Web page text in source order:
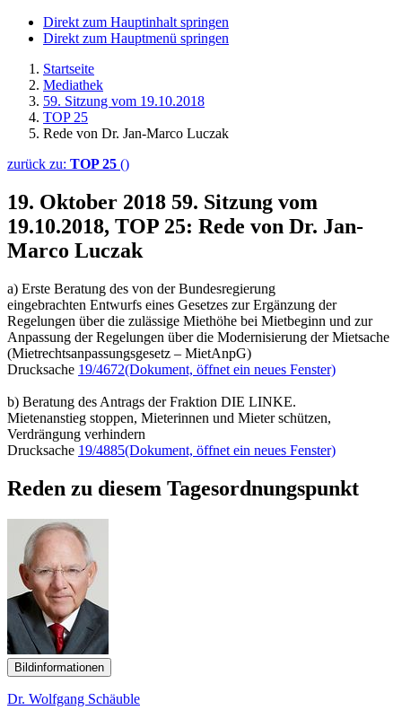
Direkt zum Hauptinhalt springen
Direkt zum Hauptmenü springen
Startseite
Mediathek
59. Sitzung vom 19.10.2018
TOP 25
Rede von Dr. Jan-Marco Luczak
zurück zu: TOP 25 ()
19. Oktober 2018 59. Sitzung vom
19.10.2018, TOP 25: Rede von Dr. Jan-
Marco Luczak
a) Erste Beratung des von der Bundesregierung
eingebrachten Entwurfs eines Gesetzes zur Ergänzung der
Regelungen über die zulässige Miethöhe bei Mietbeginn und zur
Anpassung der Regelungen über die Modernisierung der Mietsache
(Mietrechtsanpassungsgesetz – MietAnpG)
Drucksache 19/4672(Dokument, öffnet ein neues Fenster)
b) Beratung des Antrags der Fraktion DIE LINKE.
Mietenanstieg stoppen, Mieterinnen und Mieter schützen,
Verdrängung verhindern
Drucksache 19/4885(Dokument, öffnet ein neues Fenster)
Reden zu diesem Tagesordnungspunkt
Bildinformationen
Dr. Wolfgang Schäuble